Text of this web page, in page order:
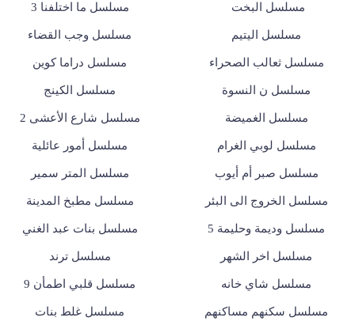
مسلسل البخت مسلسل ما اختلفنا 3
مسلسل اليتيم مسلسل وجب القضاء
مسلسل ثعالب الصحراء مسلسل دراما كوين
مسلسل ن النسوة مسلسل الكينج
مسلسل الغميضة مسلسل شارع الأعشى 2
مسلسل لوبي الغرام مسلسل أمور عائلية
مسلسل صبر أم أيوب مسلسل المتر سمير
مسلسل الخروج الى البئر مسلسل مطبخ المدينة
مسلسل وديمة وحليمة 5 مسلسل بنات عبد الغني
مسلسل اخر الشهر مسلسل ترند
مسلسل شاي خانه مسلسل قلبي اطمأن 9
مسلسل سكنهم مساكنهم مسلسل غلط بنات